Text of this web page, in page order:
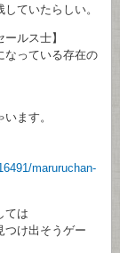
ていたらしい。
ルス士】
っている存在の
ます。
maruruchan-
ては
け出そうゲー